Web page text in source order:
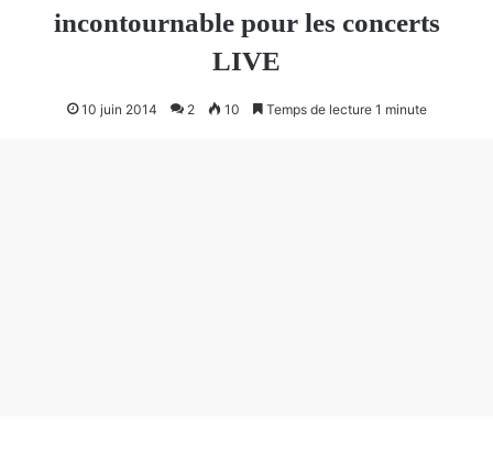
incontournable pour les concerts
LIVE
10 juin 2014 2 10 Temps de lecture 1 minute